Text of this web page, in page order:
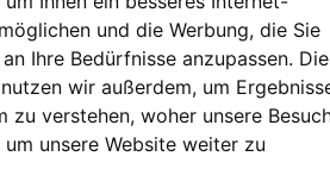
und die Werbung, die Sie
Ihre Bedürfnisse anzupassen.
wir außerdem, um
zu verstehen, woher unsere
unsere Website weiter zu
Da